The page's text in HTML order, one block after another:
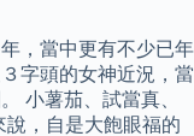
，當中更有不少已年
字頭的女神近況，當
小薯茄、試當真、
說，自是大飽眼福的